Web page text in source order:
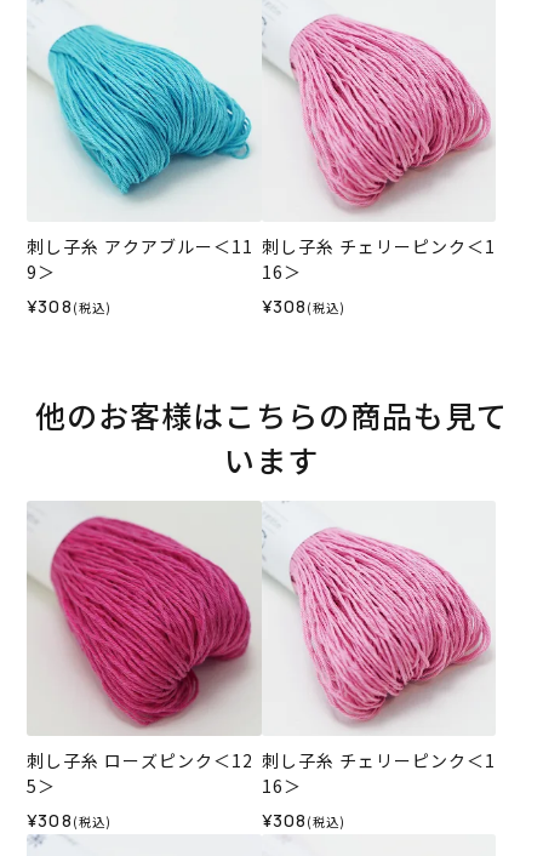
刺し子糸 アクアブルー＜11
9＞
¥308 (税込)
刺し子糸 チェリーピンク＜1
16＞
¥308 (税込)
他のお客様はこちらの商品も見て
います
刺し子糸 ローズピンク＜12
5＞
¥308 (税込)
刺し子糸 チェリーピンク＜1
16＞
¥308 (税込)